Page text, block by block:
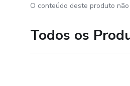
O conteúdo deste produto
Todos os